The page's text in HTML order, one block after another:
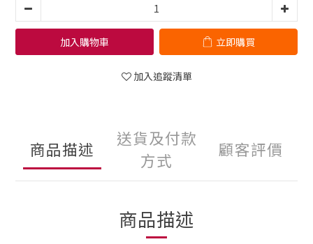
加入購物車 立即購買
加入追蹤清單
商品描述
送貨及付款
方式
顧客評價
商品描述